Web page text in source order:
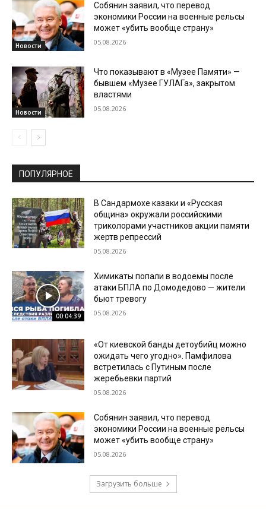
Новости
Собянин заявил, что перевод
экономики России на военные рельсы
может «убить вообще страну»
05.08.2026
Новости
Что показывают в «Музее Памяти» —
бывшем «Музее ГУЛАГа», закрытом
властями
05.08.2026
ПОПУЛЯРНОЕ
В Сандармохе казаки и «Русская
община» окружали российскими
триколорами участников акции памяти
жертв репрессий
05.08.2026
00:04:39
Химикаты попали в водоемы после
атаки БПЛА по Домодедово — жители
бьют тревогу
05.08.2026
«От киевской банды детоубийц можно
ожидать чего угодно». Памфилова
встретилась с Путиным после
жеребьевки партий
05.08.2026
Собянин заявил, что перевод
экономики России на военные рельсы
может «убить вообще страну»
05.08.2026
Загрузить больше